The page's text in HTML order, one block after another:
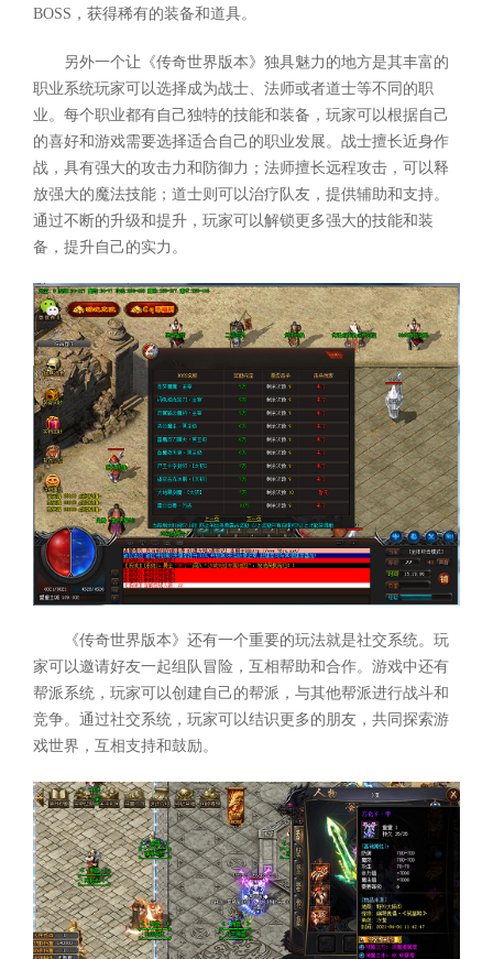
BOSS，获得稀有的装备和道具。
另外一个让《传奇世界版本》独具魅力的地方是其丰富的
职业系统玩家可以选择成为战士、法师或者道士等不同的职
业。每个职业都有自己独特的技能和装备，玩家可以根据自己
的喜好和游戏需要选择适合自己的职业发展。战士擅长近身作
战，具有强大的攻击力和防御力；法师擅长远程攻击，可以释
放强大的魔法技能；道士则可以治疗队友，提供辅助和支持。
通过不断的升级和提升，玩家可以解锁更多强大的技能和装
备，提升自己的实力。
《传奇世界版本》还有一个重要的玩法就是社交系统。玩
家可以邀请好友一起组队冒险，互相帮助和合作。游戏中还有
帮派系统，玩家可以创建自己的帮派，与其他帮派进行战斗和
竞争。通过社交系统，玩家可以结识更多的朋友，共同探索游
戏世界，互相支持和鼓励。